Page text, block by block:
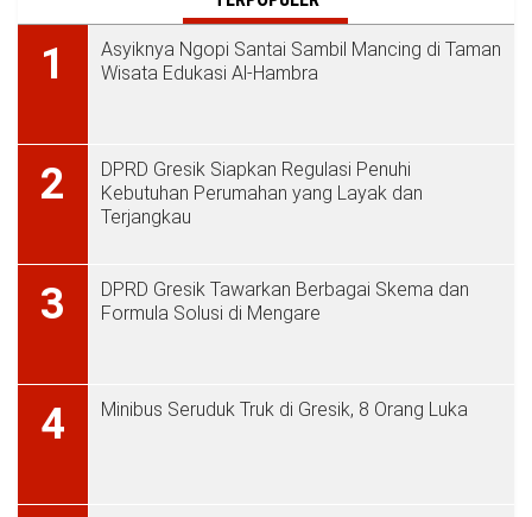
1
Asyiknya Ngopi Santai Sambil Mancing di Taman
Wisata Edukasi Al-Hambra
2
DPRD Gresik Siapkan Regulasi Penuhi
Kebutuhan Perumahan yang Layak dan
Terjangkau
3
DPRD Gresik Tawarkan Berbagai Skema dan
Formula Solusi di Mengare
4 Minibus Seruduk Truk di Gresik, 8 Orang Luka